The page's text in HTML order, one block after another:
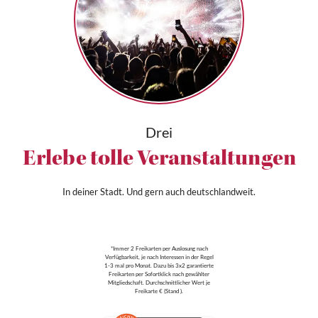
Drei
Erlebe tolle Veranstaltungen
In deiner Stadt. Und gern auch deutschlandweit.
*Immer 2 Freikarten per Auslosung nach
Verfügbarkeit, je nach Interessen in der Regel
1-3 mal pro Monat. Dazu bis 3x2 garantierte
Freikarten per Sofortklick nach gewählter
Mitgliedschaft. Durchschnittlicher Wert je
Freikarte € (Stand ).